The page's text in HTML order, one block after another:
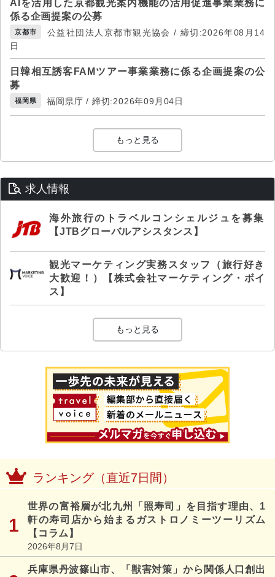
AIを活用した京都観光案内機能の活用促進事業業務に
係る企画提案の公募
京都市
公益社団法人京都市観光協会 / 締切:2026年08月14
日
日韓相互誘客FAMツアー事業業務に係る企画提案の公
募
福岡県 福岡県庁 / 締切:2026年09月04日
もっと見る
求人情報
海外旅行のトラベルコンシェルジュを募集
【JTBグローバルアシスタンス】
観光マーケティング実務スタッフ（旅行好き
大歓迎！）【株式会社マーケティング・ボイ
ス】
もっと見る
ランキング（直近7日間）
世界の富裕層が北九州「照寿司」を目指す理由、1
軒の寿司店から始まるガストロノミーツーリズム
【コラム】
2026年8月7日
兵庫県丹波篠山市、「獣害対策」から関係人口創出